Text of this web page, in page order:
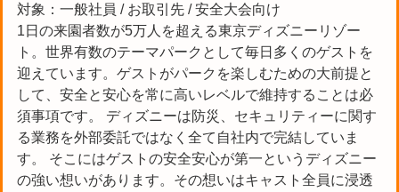
対象：一般社員 / お取引先 / 安全大会向け
1日の来園者数が5万人を超える東京ディズニーリゾー
ト。世界有数のテーマパークとして毎日多くのゲストを
迎えています。ゲストがパークを楽しむための大前提と
して、安全と安心を常に高いレベルで維持することは必
須事項です。 ディズニーは防災、セキュリティーに関す
る業務を外部委託ではなく全て自社内で完結していま
す。 そこにはゲストの安全安心が第一というディズニー
の強い想いがあります。その想いはキャスト全員に浸透